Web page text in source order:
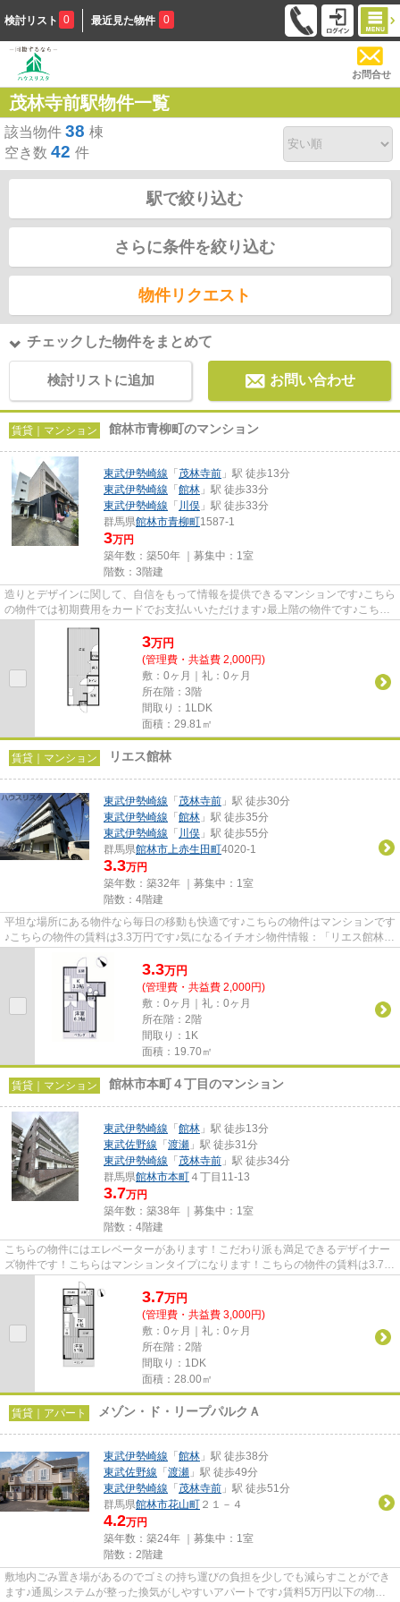
検討リスト 0 最近見た物件 0
お問合せ
茂林寺前駅物件一覧
該当物件 38 棟
空き数 42 件
駅で絞り込む
さらに条件を絞り込む
物件リクエスト
チェックした物件をまとめて
検討リストに追加 お問い合わせ
賃貸｜マンション 館林市青柳町のマンション
東武伊勢崎線 「 茂林寺前 」駅 徒歩13分
東武伊勢崎線 「 館林 」駅 徒歩33分
東武伊勢崎線 「 川俣 」駅 徒歩33分
群馬県館林市青柳町1587-1
3万円
築年数：築50年 ｜募集中： 1室
階数：3階建
造りとデザインに関して、自信をもって情報を提供できるマンションです♪こちら
の物件では初期費用をカードでお支払いいただけます♪最上階の物件です♪こちら
の物件は家賃を5万円以下に...
3万円
(管理費・共益費 2,000円)
敷：0ヶ月｜礼：0ヶ月
所在階：3階
間取り：1LDK
面積：29.81㎡
賃貸｜マンション リエス館林
東武伊勢崎線 「 茂林寺前 」駅 徒歩30分
東武伊勢崎線 「 館林 」駅 徒歩35分
東武伊勢崎線 「 川俣 」駅 徒歩55分
群馬県館林市上赤生田町4020-1
3.3万円
築年数：築32年 ｜募集中： 1室
階数：4階建
平坦な場所にある物件なら毎日の移動も快適です♪こちらの物件はマンションです
♪こちらの物件の賃料は3.3万円です♪気になるイチオシ物件情報：「リエス館林」
3.3万円
(管理費・共益費 2,000円)
敷：0ヶ月｜礼：0ヶ月
所在階：2階
間取り：1K
面積：19.70㎡
賃貸｜マンション 館林市本町４丁目のマンション
東武伊勢崎線 「 館林 」駅 徒歩13分
東武佐野線 「 渡瀬 」駅 徒歩31分
東武伊勢崎線 「 茂林寺前 」駅 徒歩34分
群馬県館林市本町 ４丁目11-13
3.7万円
築年数：築38年 ｜募集中： 1室
階数：4階建
こちらの物件にはエレベーターがあります！こだわり派も満足できるデザイナー
ズ物件です！こちらはマンションタイプになります！こちらの物件の賃料は3.7万
円です！できるだけ早めに不...
3.7万円
(管理費・共益費 3,000円)
敷：0ヶ月｜礼：0ヶ月
所在階：2階
間取り：1DK
面積：28.00㎡
賃貸｜アパート メゾン・ド・リープパルクＡ
東武伊勢崎線 「 館林 」駅 徒歩38分
東武佐野線 「 渡瀬 」駅 徒歩49分
東武伊勢崎線 「 茂林寺前 」駅 徒歩51分
群馬県館林市花山町 ２１－４
4.2万円
築年数：築24年 ｜募集中： 1室
階数：2階建
敷地内ごみ置き場があるのでゴミの持ち運びの負担を少しでも減らすことができ
ます♪通風システムが整った換気がしやすいアパートです♪賃料5万円以下の物件